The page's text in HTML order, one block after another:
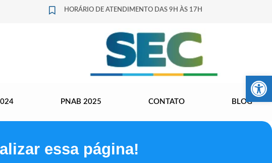
HORÁRIO DE ATENDIMENTO DAS 9H ÀS 17H
PNAB 2025 CONTATO BLOG
essa página!
Barra de